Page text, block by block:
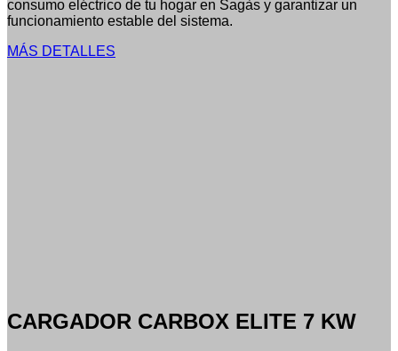
consumo eléctrico de tu hogar en Sagàs y garantizar un
funcionamiento estable del sistema.
MÁS DETALLES
CARGADOR CARBOX ELITE 7 KW